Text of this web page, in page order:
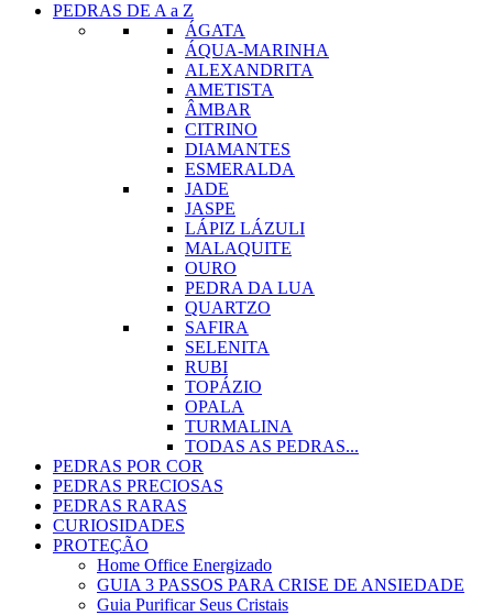
PEDRAS DE A a Z
ÁGATA
ÁQUA-MARINHA
ALEXANDRITA
AMETISTA
ÂMBAR
CITRINO
DIAMANTES
ESMERALDA
JADE
JASPE
LÁPIZ LÁZULI
MALAQUITE
OURO
PEDRA DA LUA
QUARTZO
SAFIRA
SELENITA
RUBI
TOPÁZIO
OPALA
TURMALINA
TODAS AS PEDRAS...
PEDRAS POR COR
PEDRAS PRECIOSAS
PEDRAS RARAS
CURIOSIDADES
PROTEÇÃO
Home Office Energizado
GUIA 3 PASSOS PARA CRISE DE ANSIEDADE
Guia Purificar Seus Cristais